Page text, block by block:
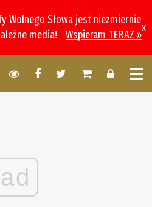
Wolnego Słowa jest niezmiernie
media!
Wspieram TERAZ »
x
ad